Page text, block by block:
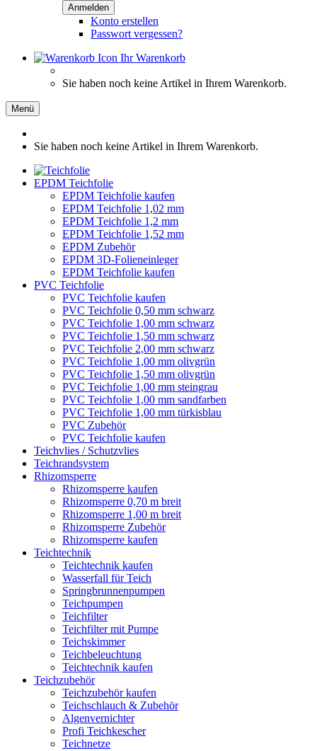
Konto erstellen
Passwort vergessen?
Ihr Warenkorb
Sie haben noch keine Artikel in Ihrem Warenkorb.
Menü
Sie haben noch keine Artikel in Ihrem Warenkorb.
EPDM Teichfolie
EPDM Teichfolie kaufen
EPDM Teichfolie 1,02 mm
EPDM Teichfolie 1,2 mm
EPDM Teichfolie 1,52 mm
EPDM Zubehör
EPDM 3D-Folieneinleger
EPDM Teichfolie kaufen
PVC Teichfolie
PVC Teichfolie kaufen
PVC Teichfolie 0,50 mm schwarz
PVC Teichfolie 1,00 mm schwarz
PVC Teichfolie 1,50 mm schwarz
PVC Teichfolie 2,00 mm schwarz
PVC Teichfolie 1,00 mm olivgrün
PVC Teichfolie 1,50 mm olivgrün
PVC Teichfolie 1,00 mm steingrau
PVC Teichfolie 1,00 mm sandfarben
PVC Teichfolie 1,00 mm türkisblau
PVC Zubehör
PVC Teichfolie kaufen
Teichvlies / Schutzvlies
Teichrandsystem
Rhizomsperre
Rhizomsperre kaufen
Rhizomsperre 0,70 m breit
Rhizomsperre 1,00 m breit
Rhizomsperre Zubehör
Rhizomsperre kaufen
Teichtechnik
Teichtechnik kaufen
Wasserfall für Teich
Springbrunnenpumpen
Teichpumpen
Teichfilter
Teichfilter mit Pumpe
Teichskimmer
Teichbeleuchtung
Teichtechnik kaufen
Teichzubehör
Teichzubehör kaufen
Teichschlauch & Zubehör
Algenvernichter
Profi Teichkescher
Teichnetze